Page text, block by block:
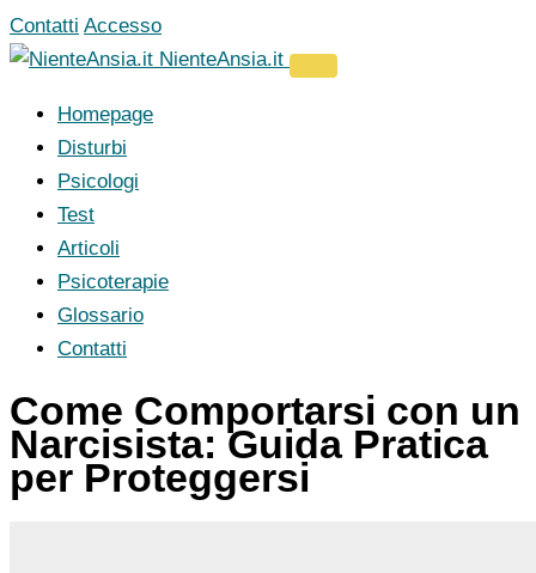
Vai
al
Contatti Accesso
NienteAnsia.it
Homepage
Disturbi
Psicologi
Test
Articoli
Psicoterapie
Glossario
Contatti
Come Comportarsi con un
Narcisista: Guida Pratica
per Proteggersi